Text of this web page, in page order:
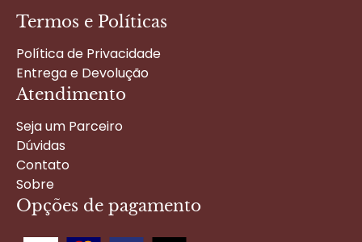
Termos e Políticas
Política de Privacidade
Entrega e Devolução
Atendimento
Seja um Parceiro
Dúvidas
Contato
Sobre
Opções de pagamento